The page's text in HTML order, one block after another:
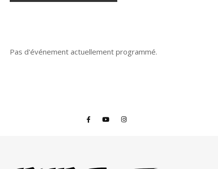
Pas d'événement actuellement programmé.